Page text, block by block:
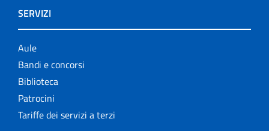
SERVIZI
Aule
Bandi e concorsi
Biblioteca
Patrocini
Tariffe dei servizi a terzi